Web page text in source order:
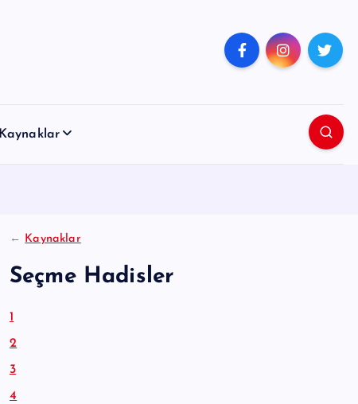
Kaynaklar
← Kaynaklar
Seçme Hadisler
1
2
3
4